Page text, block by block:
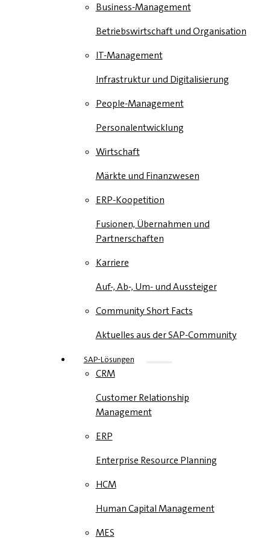
Business-Management
Betriebswirtschaft und Organisation
IT-Management
Infrastruktur und Digitalisierung
People-Management
Personalentwicklung
Wirtschaft
Märkte und Finanzwesen
ERP-Koopetition
Fusionen, Übernahmen und
Partnerschaften
Karriere
Auf-, Ab-, Um- und Aussteiger
Community Short Facts
Aktuelles aus der SAP-Community
SAP-Lösungen
CRM
Customer Relationship
Management
ERP
Enterprise Resource Planning
HCM
Human Capital Management
MES